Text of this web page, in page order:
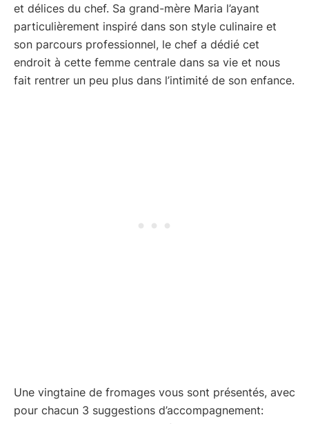
et délices du chef. Sa grand-mère Maria l’ayant
particulièrement inspiré dans son style culinaire et
son parcours professionnel, le chef a dédié cet
endroit à cette femme centrale dans sa vie et nous
fait rentrer un peu plus dans l’intimité de son enfance.
Une vingtaine de fromages vous sont présentés, avec
pour chacun 3 suggestions d’accompagnement: